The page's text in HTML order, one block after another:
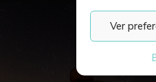
Ver